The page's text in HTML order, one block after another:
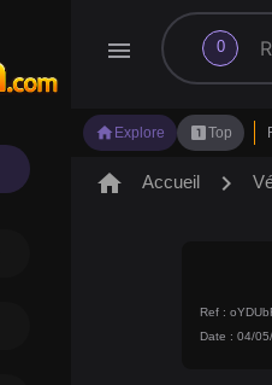
menu 0
search
home Explore looks_oneTop
home Accueil chevron_right
Ref :
Date : 04/